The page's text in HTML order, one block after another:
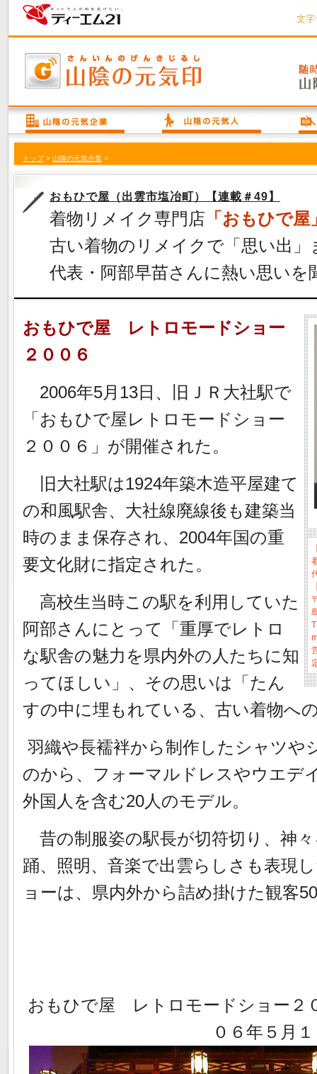
文字
トップ> 山陰の元気企業 >
おもひで屋（出雲市塩冶町）【連載＃49】
着物リメイク専門店 「おもひで屋
古い着物のリメイクで「思い
代表・阿部早苗さんに熱い思いを
おもひで屋 レトロモードショー
２００６
2006年5月13日、旧ＪＲ大社駅で
「おもひで屋レトロモードショー
２００６」が開催された。
旧大社駅は1924年築木造平屋建て
の和風駅舎、大社線廃線後も建築当
時のまま保存され、2004年国の重
要文化財に指定された。
高校生当時この駅を利用していた
阿部さんにとって「重厚でレトロ
な駅舎の魅力を県内外の人たちに知
ってほしい」、その思いは「たん
すの中に埋もれている、古い着物へ
羽織や長襦袢から制作したシャツや
のから、フォーマルドレスやウエデ
外国人を含む20人のモデル。
昔の制服姿の駅長が切符切り、神
踊、照明、音楽で出雲らしさも表現
ョーは、県内外から詰め掛けた観客
おもひで屋 レトロモードショー
０６年５月